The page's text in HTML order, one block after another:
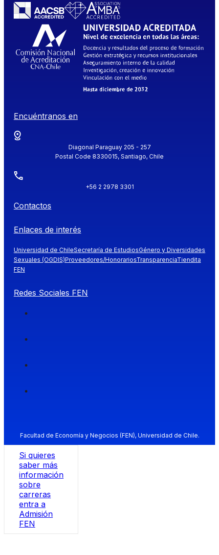
Encuéntranos en
Diagonal Paraguay 205 - 257
Postal Code 8330015, Santiago, Chile
+56 2 2978 3301
Contactos
Enlaces de interés
Universidad de ChileSecretaría de EstudiosGénero y Diversidades
Sexuales (OGDIS)Proveedores/HonorariosTransparenciaTiendita
FEN
Redes Sociales FEN
Facultad de Economía y Negocios (FEN), Universidad de Chile.
Si quieres
saber más
información
sobre
carreras
entra a
Admisión
FEN